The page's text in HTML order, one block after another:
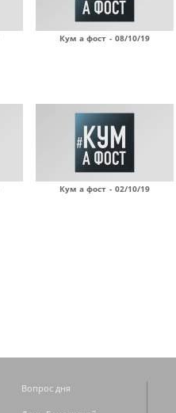
Кум а фост - 08/10/19
Кум а фост - 02/10/19
Вопрос дня